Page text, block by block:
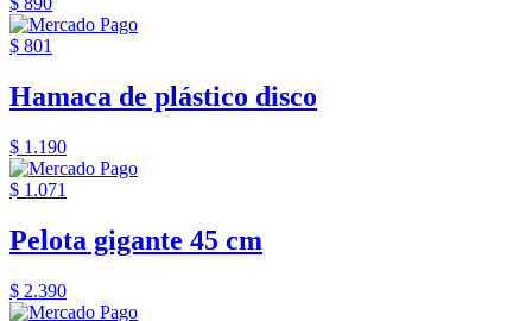
$ 801
Hamaca de plástico disco
$ 1.190
$ 1.071
Pelota gigante 45 cm
$ 2.390